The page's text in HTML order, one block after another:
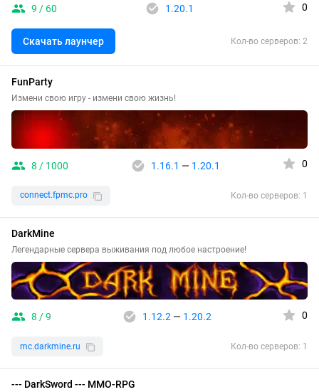
9 / 60 1.20.1 0
Скачать лаунчер Кол-во серверов: 2
FunParty
Измени свою игру - измени свою жизнь!
8 / 1000 1.16.1 — 1.20.1 0
connect.fpmc.pro Кол-во серверов: 1
DarkMine
Легендарные сервера выживания под любое настроение!
8 / 9 1.12.2 — 1.20.2 0
mc.darkmine.ru Кол-во серверов: 1
--- DarkSword --- MMO-RPG